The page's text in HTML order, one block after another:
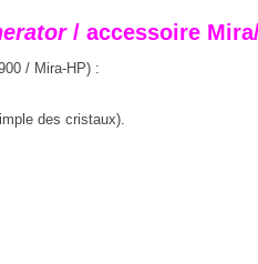
/ accessoire
/ Mira-HP) :
des cristaux).